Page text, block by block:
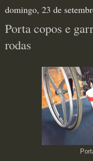
domingo, 23 de
Porta copos e
rodas